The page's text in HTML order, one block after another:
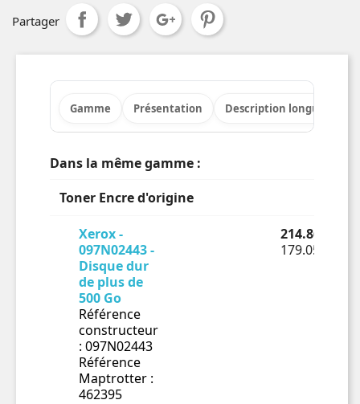
Partager
Gamme Présentation Description longue
Dans la même gamme :
Toner Encre d'origine
Xerox -
097N02443 -
Disque dur
de plus de
500 Go
Référence
constructeur
: 097N02443
Référence
Maptrotter :
462395
214.86 € TTC
179.05 € HT